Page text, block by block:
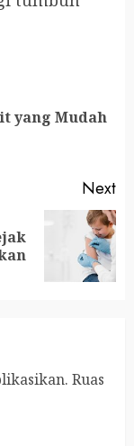
yang Mudah
Next
Ruas